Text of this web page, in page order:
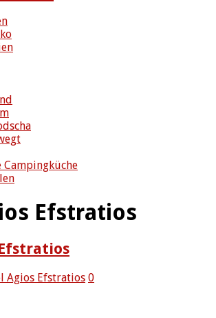
Campingküche
Efstratios
Agios Efstratios 0